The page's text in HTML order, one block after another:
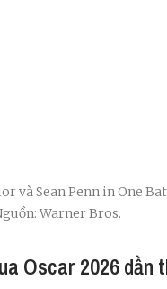
và Sean Penn in One
Warner Bros.
Oscar 2026 dần